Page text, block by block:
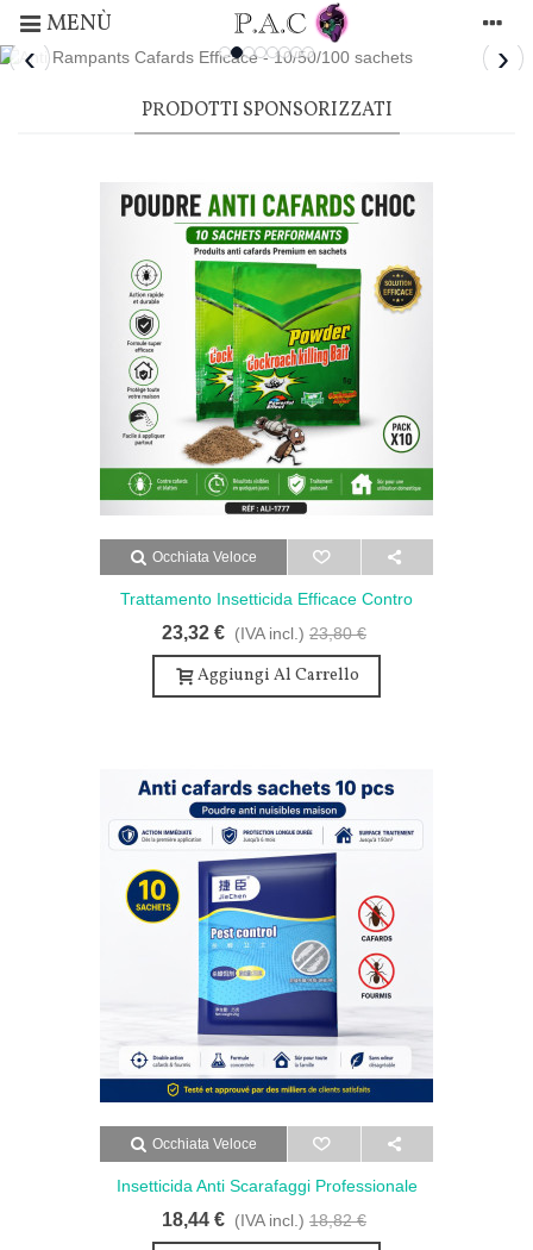
MENÙ
‹ ›
PRODOTTI SPONSORIZZATI
Occhiata Veloce
Trattamento Insetticida Efficace Contro
Scarafaggi - 14 Bustine
23,32 € (IVA incl.) 23,80 €
Aggiungi Al Carrello
Occhiata Veloce
Insetticida Anti Scarafaggi Professionale
12 Pz - Doppia Azione
18,44 € (IVA incl.) 18,82 €